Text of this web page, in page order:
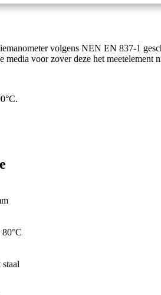
volgens NEN EN 837-1
media voor zover deze het meetelement
staal